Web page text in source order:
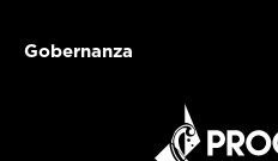
Gobernanza